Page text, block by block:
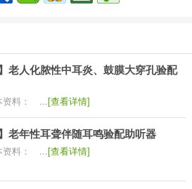
】老人化脓性中耳炎、鼓膜大穿孔验配
资料： ...[查看详情]
老年性耳聋伴随耳鸣验配助听器
资料： ...[查看详情]